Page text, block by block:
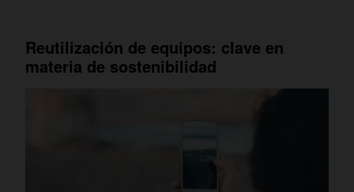
Reutilización de equipos: clave en
materia de sostenibilidad